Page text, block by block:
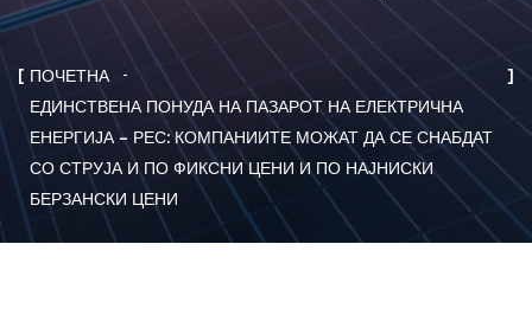
ПОЧЕТНА
ЕДИНСТВЕНА ПОНУДА НА ПАЗАРОТ НА ЕЛЕКТРИЧНА
ЕНЕРГИЈА – РЕС: КОМПАНИИТЕ МОЖАТ ДА СЕ СНАБДАТ
СО СТРУЈА И ПО ФИКСНИ ЦЕНИ И ПО НАЈНИСКИ
БЕРЗАНСКИ ЦЕНИ